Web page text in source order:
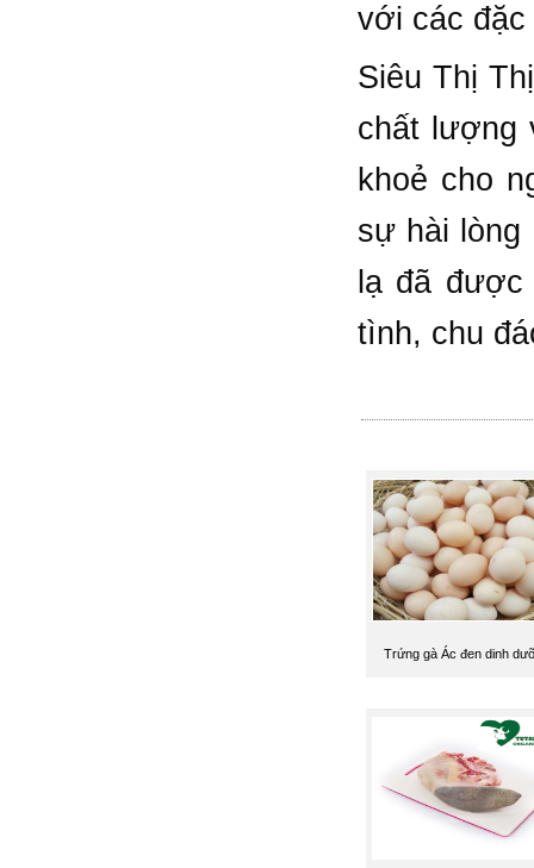
với các đặc
Siêu Thị
chất lượng
khoẻ cho
sự hài lòng
lạ đã
tình, chu
Trứng gà Ác đen dinh